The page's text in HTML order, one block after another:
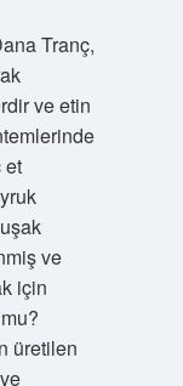
Tranç,
ve etin
et
ve
için
üretilen